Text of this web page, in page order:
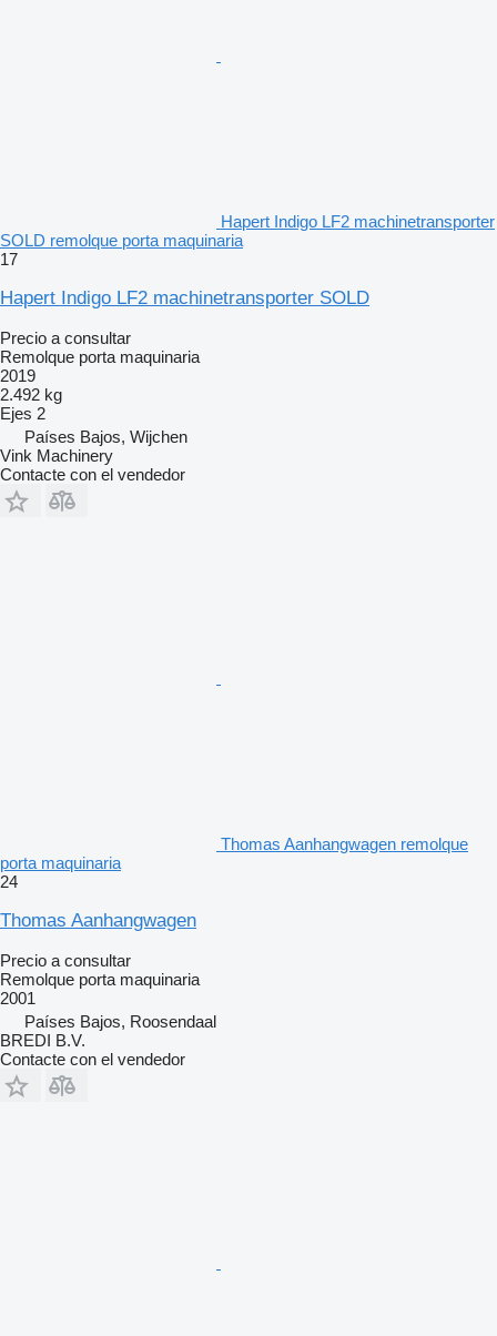
Hapert Indigo LF2 machinetransporter
SOLD remolque porta maquinaria
17
Hapert Indigo LF2 machinetransporter SOLD
Precio a consultar
Remolque porta maquinaria
2019
2.492 kg
Ejes 2
Países Bajos, Wijchen
Vink Machinery
Contacte con el vendedor
Thomas Aanhangwagen remolque
porta maquinaria
24
Thomas Aanhangwagen
Precio a consultar
Remolque porta maquinaria
2001
Países Bajos, Roosendaal
BREDI B.V.
Contacte con el vendedor